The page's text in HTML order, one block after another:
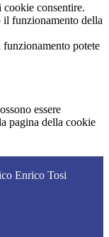
cookie consentire.
il funzionamento della
funzionamento potete
essere
pagina della cookie
Enrico Tosi